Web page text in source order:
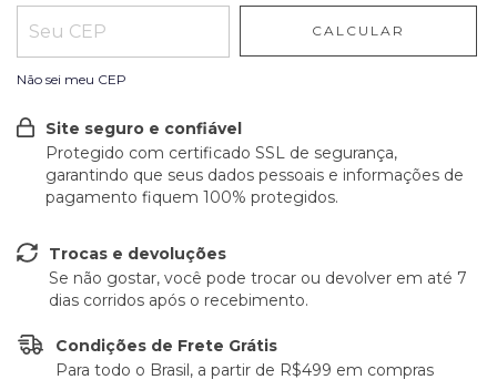
CALCULAR
Não sei meu CEP
Site seguro e confiável
Protegido com certificado SSL de segurança,
garantindo que seus dados pessoais e informações de
pagamento fiquem 100% protegidos.
Trocas e devoluções
Se não gostar, você pode trocar ou devolver em até 7
dias corridos após o recebimento.
Condições de Frete Grátis
Para todo o Brasil, a partir de R$499 em compras